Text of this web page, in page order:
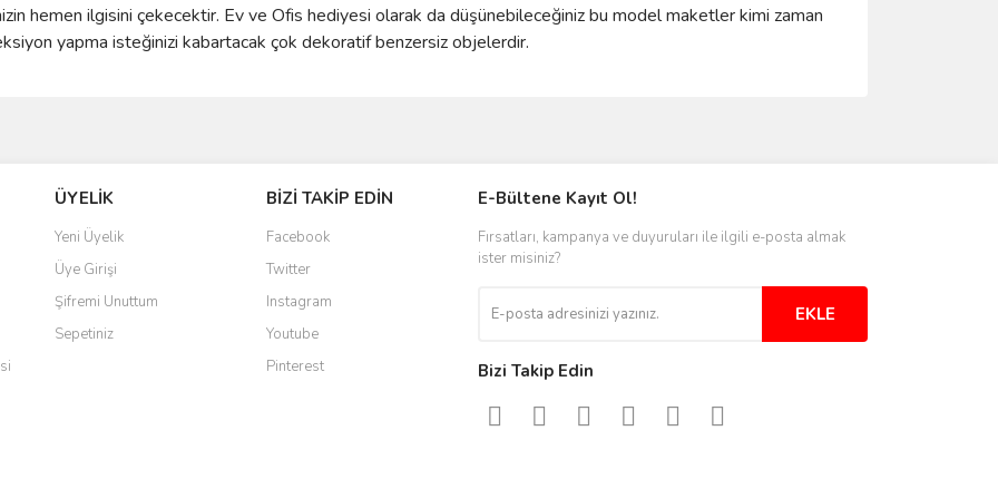
hemen ilgisini çekecektir. Ev ve Ofis hediyesi olarak da düşünebileceğiniz bu model maketler kimi zaman
yapma isteğinizi kabartacak çok dekoratif benzersiz objelerdir.
en iyi deneyimdi. Herkese
düzenli bir site. Teşekkürler.
ÜYELİK
Yeni Üyelik
Üye Girişi
Şifremi Unuttum
Sepetiniz
BİZİ TAKİP EDİN
Facebook
Twitter
Instagram
Youtube
Pinterest
E-Bültene Kayıt Ol!
Fırsatları, kampanya ve duyuruları ile ilgili e-posta almak
ister misiniz?
EKLE
Bizi Takip Edin